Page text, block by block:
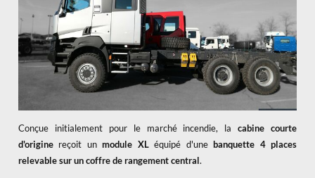
Conçue initialement pour le marché incendie, lacabine courte
d'originereçoit unmodule XLéquipé d'unebanquette 4 places
relevable sur un coffre de rangement central.